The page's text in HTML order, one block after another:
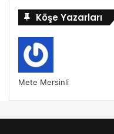
Köşe Yazarları
Mete Mersinli